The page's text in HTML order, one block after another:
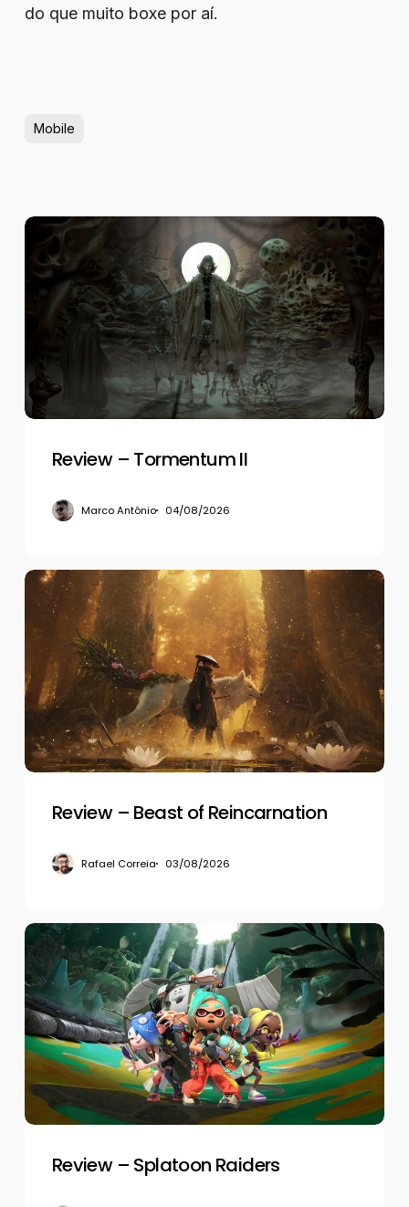
do que muito boxe por aí.
Mobile
Review
Tormentum
Review – Tormentum II
Marco Antônio 04/08/2026
Review
–
Beast
Reincarnation
Review – Beast of Reincarnation
Rafael Correia 03/08/2026
Review
–
Splatoon
Raiders
Review – Splatoon Raiders